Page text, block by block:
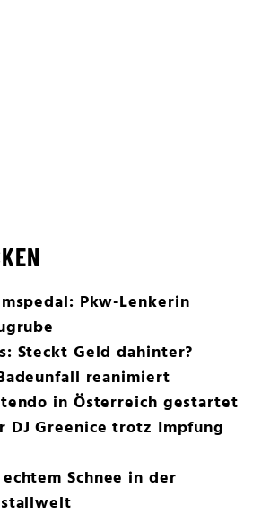
Pkw-Lenkerin
Steckt Geld dahinter?
reanimiert
in Österreich gestartet
DJ Greenice trotz Impfung
Schnee in der